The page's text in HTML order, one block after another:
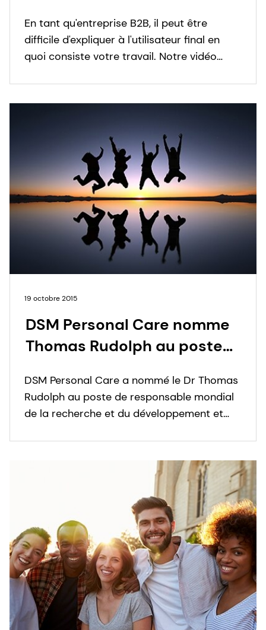
En tant qu'entreprise B2B, il peut être
difficile d'expliquer à l'utilisateur final en
quoi consiste votre travail. Notre vidéo
nous regarde.
19 octobre 2015
DSM Personal Care nomme
Thomas Rudolph au poste
la recherche et du
développement
DSM Personal Care a nommé le Dr Thomas
Rudolph au poste de responsable mondial
de la recherche et du développement et